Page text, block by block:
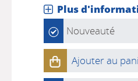
Plus
Nouveauté
Ajouter au